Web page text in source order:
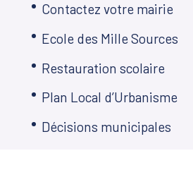
Contactez votre mairie
Ecole des Mille Sources
Restauration scolaire
Plan Local d’Urbanisme
Décisions municipales